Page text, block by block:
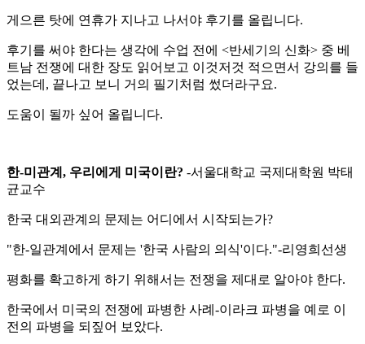
게으른 탓에 연휴가 지나고 나서야 후기를 올립니다.
후기를 써야 한다는 생각에 수업 전에 <반세기의 신화> 중 베
트남 전쟁에 대한 장도 읽어보고 이것저것 적으면서 강의를 들
었는데, 끝나고 보니 거의 필기처럼 썼더라구요.
도움이 될까 싶어 올립니다.
한-미관계, 우리에게 미국이란? -서울대학교 국제대학원 박태
균교수
한국 대외관계의 문제는 어디에서 시작되는가?
"한-일관계에서 문제는 '한국 사람의 의식'이다."-리영희선생
평화를 확고하게 하기 위해서는 전쟁을 제대로 알아야 한다.
한국에서 미국의 전쟁에 파병한 사례-이라크 파병을 예로 이
전의 파병을 되짚어 보았다.